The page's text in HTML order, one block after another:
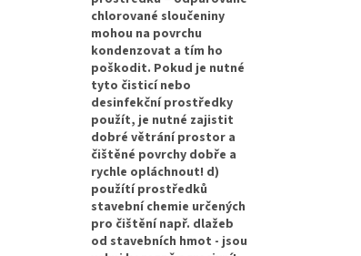
chlorované sloučeniny
mohou na povrchu
kondenzovat a tím ho
poškodit. Pokud je nutné
tyto čisticí nebo
desinfekční prostředky
použít, je nutné zajistit
dobré větrání prostor a
čištěné povrchy dobře a
rychle opláchnout! d)
použítí prostředků
stavební chemie určených
pro čištění např. dlažeb
od stavebních hmot - jsou